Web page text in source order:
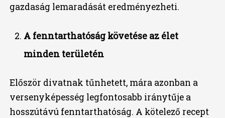
gazdaság lemaradását eredményezheti.
A fenntarthatóság követése az élet
minden területén
Először divatnak tűnhetett, mára azonban a
versenyképesség legfontosabb iránytűje a
hosszútávú fenntarthatóság. A kötelező recept